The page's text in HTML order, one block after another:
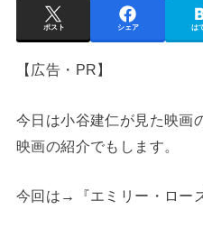
ポスト シェア は
【広告・PR】
今日は小谷建仁が見た映画
映画の紹介でもします。
今回は→『エミリー・ロー